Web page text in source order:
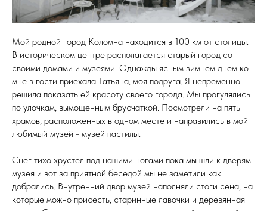
Мой родной город Коломна находится в 100 км от столицы.
В историческом центре располагается старый город со
своими домами и музеями. Однажды ясным зимнем днем ко
мне в гости приехала Татьяна, моя подруга. Я непременно
решила показать ей красоту своего города. Мы прогулялись
по улочкам, вымощенным брусчаткой. Посмотрели на пять
храмов, расположенных в одном месте и направились в мой
любимый музей - музей пастилы.
Снег тихо хрустел под нашими ногами пока мы шли к дверям
музея и вот за приятной беседой мы не заметили как
добрались. Внутренний двор музей наполняли стоги сена, на
которые можно присесть, старинные лавочки и деревянная